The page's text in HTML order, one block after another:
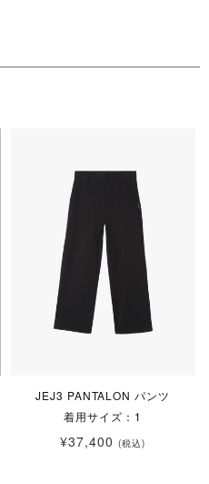
JEJ3 PANTALON パンツ
着用サイズ：1
¥37,400 (税込)